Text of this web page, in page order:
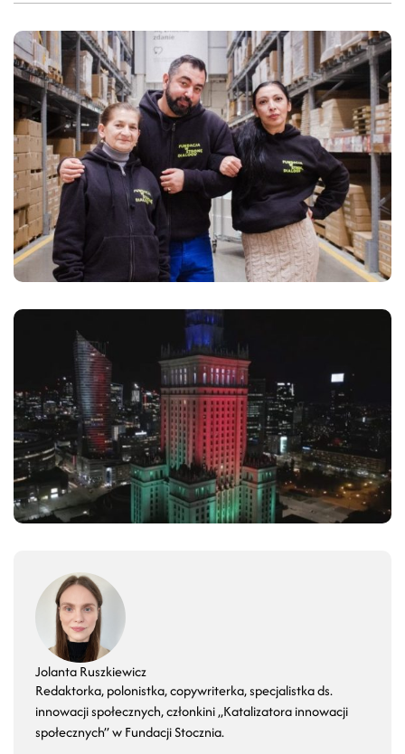
Jolanta Ruszkiewicz
Redaktorka, polonistka, copywriterka, specjalistka ds.
innowacji społecznych, członkini „Katalizatora innowacji
społecznych” w Fundacji Stocznia.